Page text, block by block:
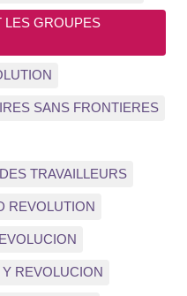
LES GROUPES
SANS FRONTIERES
TRAVAILLEURS
REVOLUTION
REVOLUCION